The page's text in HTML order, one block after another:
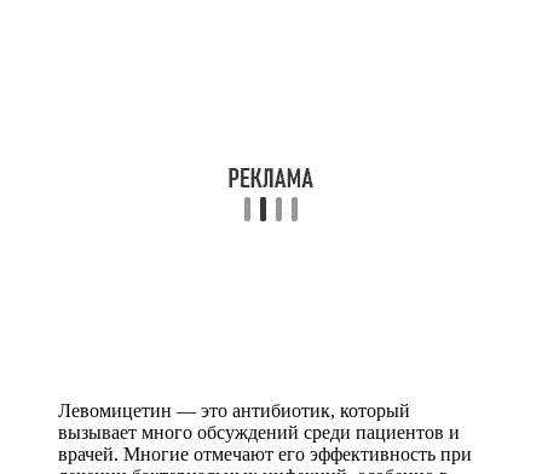
Левомицетин — это антибиотик, который
вызывает много обсуждений среди пациентов и
врачей. Многие отмечают его эффективность при